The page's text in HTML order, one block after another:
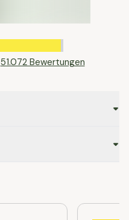
51.072 Bewertungen